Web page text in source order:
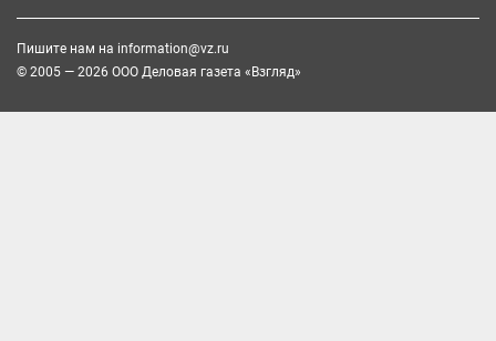
Пишите нам на information@vz.ru
© 2005 — 2026 ООО Деловая газета «Взгляд»